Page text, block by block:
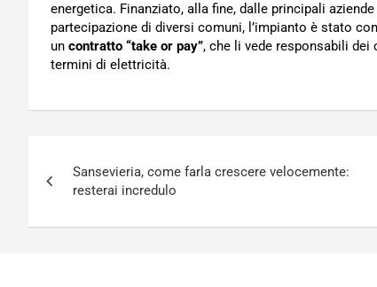
energetica. Finanziato, alla fine, dalle principali
partecipazione di diversi comuni, l’impianto è stato
un contratto “take or pay”, che li vede responsabili
termini di elettricità.
articoli
Sansevieria, come farla crescere velocemente:
resterai incredulo